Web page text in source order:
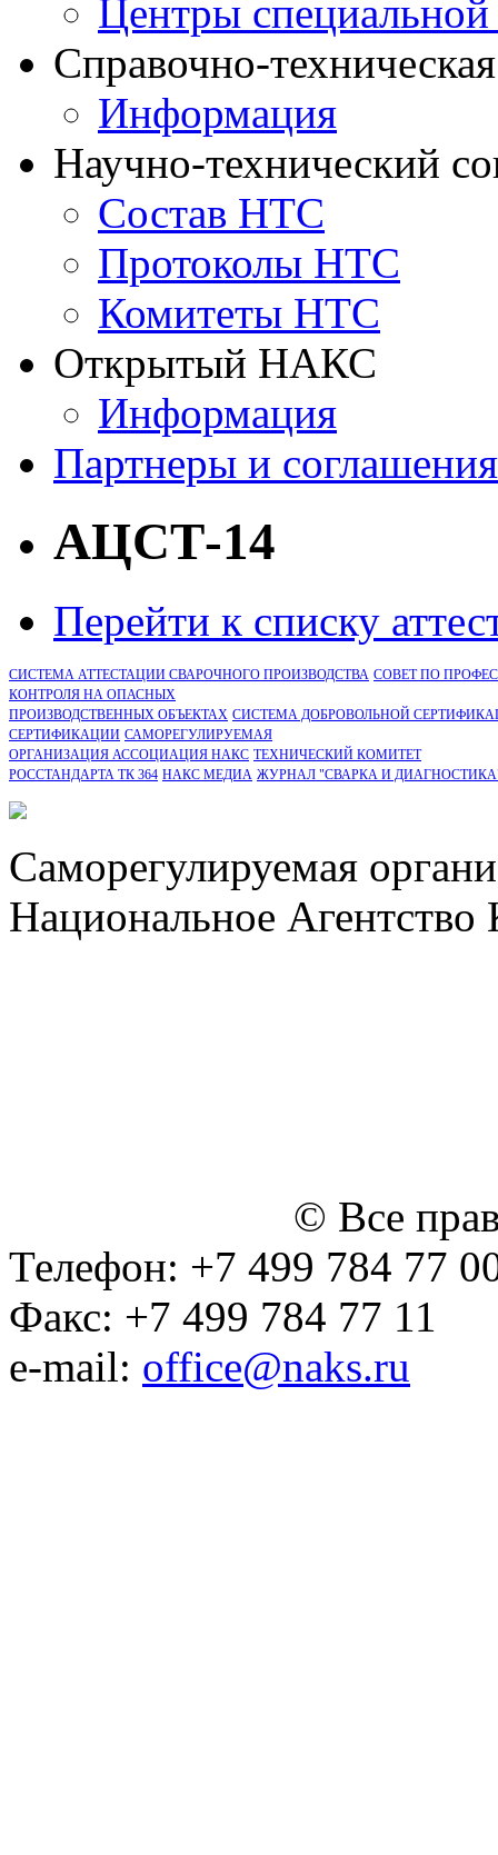
Центры
Справочно-
Информация
Научно-технический
Состав НТС
Протоколы НТС
Комитеты НТС
Открытый НАКС
Информация
Партнеры и соглашения
АЦСТ-14
Перейти к списку
СИСТЕМА АТТЕСТАЦИИ СВАРОЧНОГО ПРОИЗВОДСТВА СОВЕТ ПО
КОНТРОЛЯ НА ОПАСНЫХ
ПРОИЗВОДСТВЕННЫХ ОБЪЕКТАХ СИСТЕМА ДОБРОВОЛЬНОЙ
CЕРТИФИКАЦИИ САМОРЕГУЛИРУЕМАЯ
ОРГАНИЗАЦИЯ АССОЦИАЦИЯ НАКС ТЕХНИЧЕСКИЙ КОМИТЕТ
РОССТАНДАРТА ТК 364 НАКС МЕДИА ЖУРНАЛ "СВАРКА И
Саморегулируемая
Национальное Агентство
© Все
Телефон: +7 499 784 77
Факс: +7 499 784 77 11
e-mail: office@naks.ru